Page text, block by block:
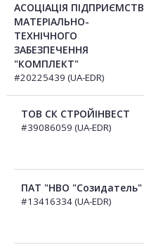
АСОЦІАЦІЯ ПІДПРИЄМСТВ
МАТЕРІАЛЬНО-
ТЕХНІЧНОГО
ЗАБЕЗПЕЧЕННЯ
"КОМПЛЕКТ"
#20225439 (UA-EDR)
ТОВ СК СТРОЙІНВЕСТ
#39086059 (UA-EDR)
ПАТ "НВО "Созидатель"
#13416334 (UA-EDR)